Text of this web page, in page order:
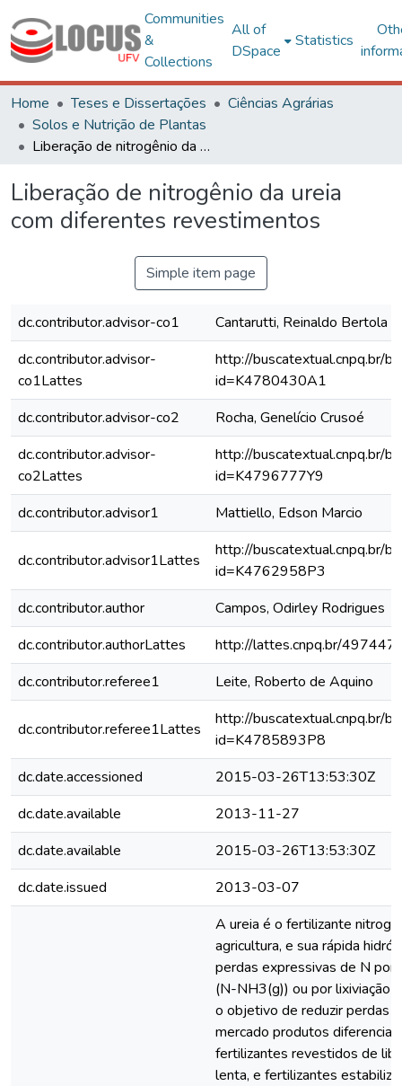
Communities
&
Collections
All of
DSpace
Statistics
Home Teses e Dissertações
Ciências Agrárias
Solos e Nutrição de Plantas
Liberação de nitrogênio da ureia com diferentes revestimentos
Liberação de nitrogênio da ureia
com diferentes revestimentos
Simple item page
dc.contributor.advisor-co1
Cantarutti, Reinaldo Bertola
dc.contributor.advisor-
co1Lattes
http://buscatextual.cnpq.br/
id=K4780430A1
dc.contributor.advisor-co2
Rocha, Genelício Crusoé
dc.contributor.advisor-
co2Lattes
http://buscatextual.cnpq.br/
id=K4796777Y9
dc.contributor.advisor1
Mattiello, Edson Marcio
dc.contributor.advisor1Lattes
http://buscatextual.cnpq.br/
id=K4762958P3
dc.contributor.author
Campos, Odirley Rodrigues
dc.contributor.authorLattes
http://lattes.cnpq.br/
dc.contributor.referee1
Leite, Roberto de Aquino
dc.contributor.referee1Lattes
http://buscatextual.cnpq.br/
id=K4785893P8
dc.date.accessioned
2015-03-26T13:53:30Z
dc.date.available
2013-11-27
dc.date.available
2015-03-26T13:53:30Z
dc.date.issued
2013-03-07
A ureia é o fertilizante
agricultura, e sua rápida
perdas expressivas de N por
(N-NH3(g)) ou por lixiviação
o objetivo de reduzir perdas
mercado produtos
fertilizantes revestidos de
lenta, e fertilizantes